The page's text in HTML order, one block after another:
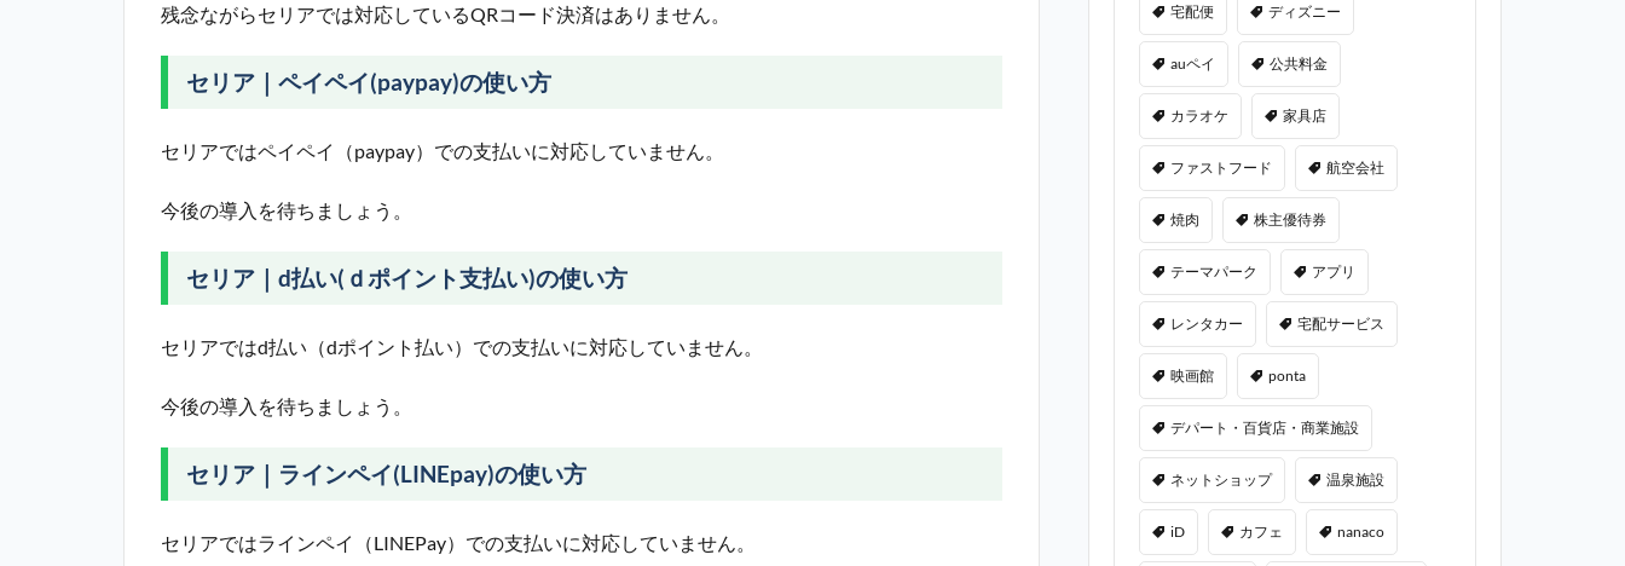
残念ながらセリアでは対応しているQRコード決済はありません。
セリア｜ペイペイ(paypay)の使い方
セリアではペイペイ（paypay）での支払いに対応していません。
今後の導入を待ちましょう。
セリア｜d払い(ｄポイント支払い)の使い方
セリアではd払い（dポイント払い）での支払いに対応していません。
今後の導入を待ちましょう。
セリア｜ラインペイ(LINEpay)の使い方
セリアではラインペイ（LINEPay）での支払いに対応していません。
宅配便 ディズニー
auペイ 公共料金
カラオケ 家具店
ファストフード 航空会社
焼肉 株主優待券
テーマパーク アプリ
レンタカー 宅配サービス
映画館 ponta
デパート・百貨店・商業施設
ネットショップ 温泉施設
iD カフェ nanaco